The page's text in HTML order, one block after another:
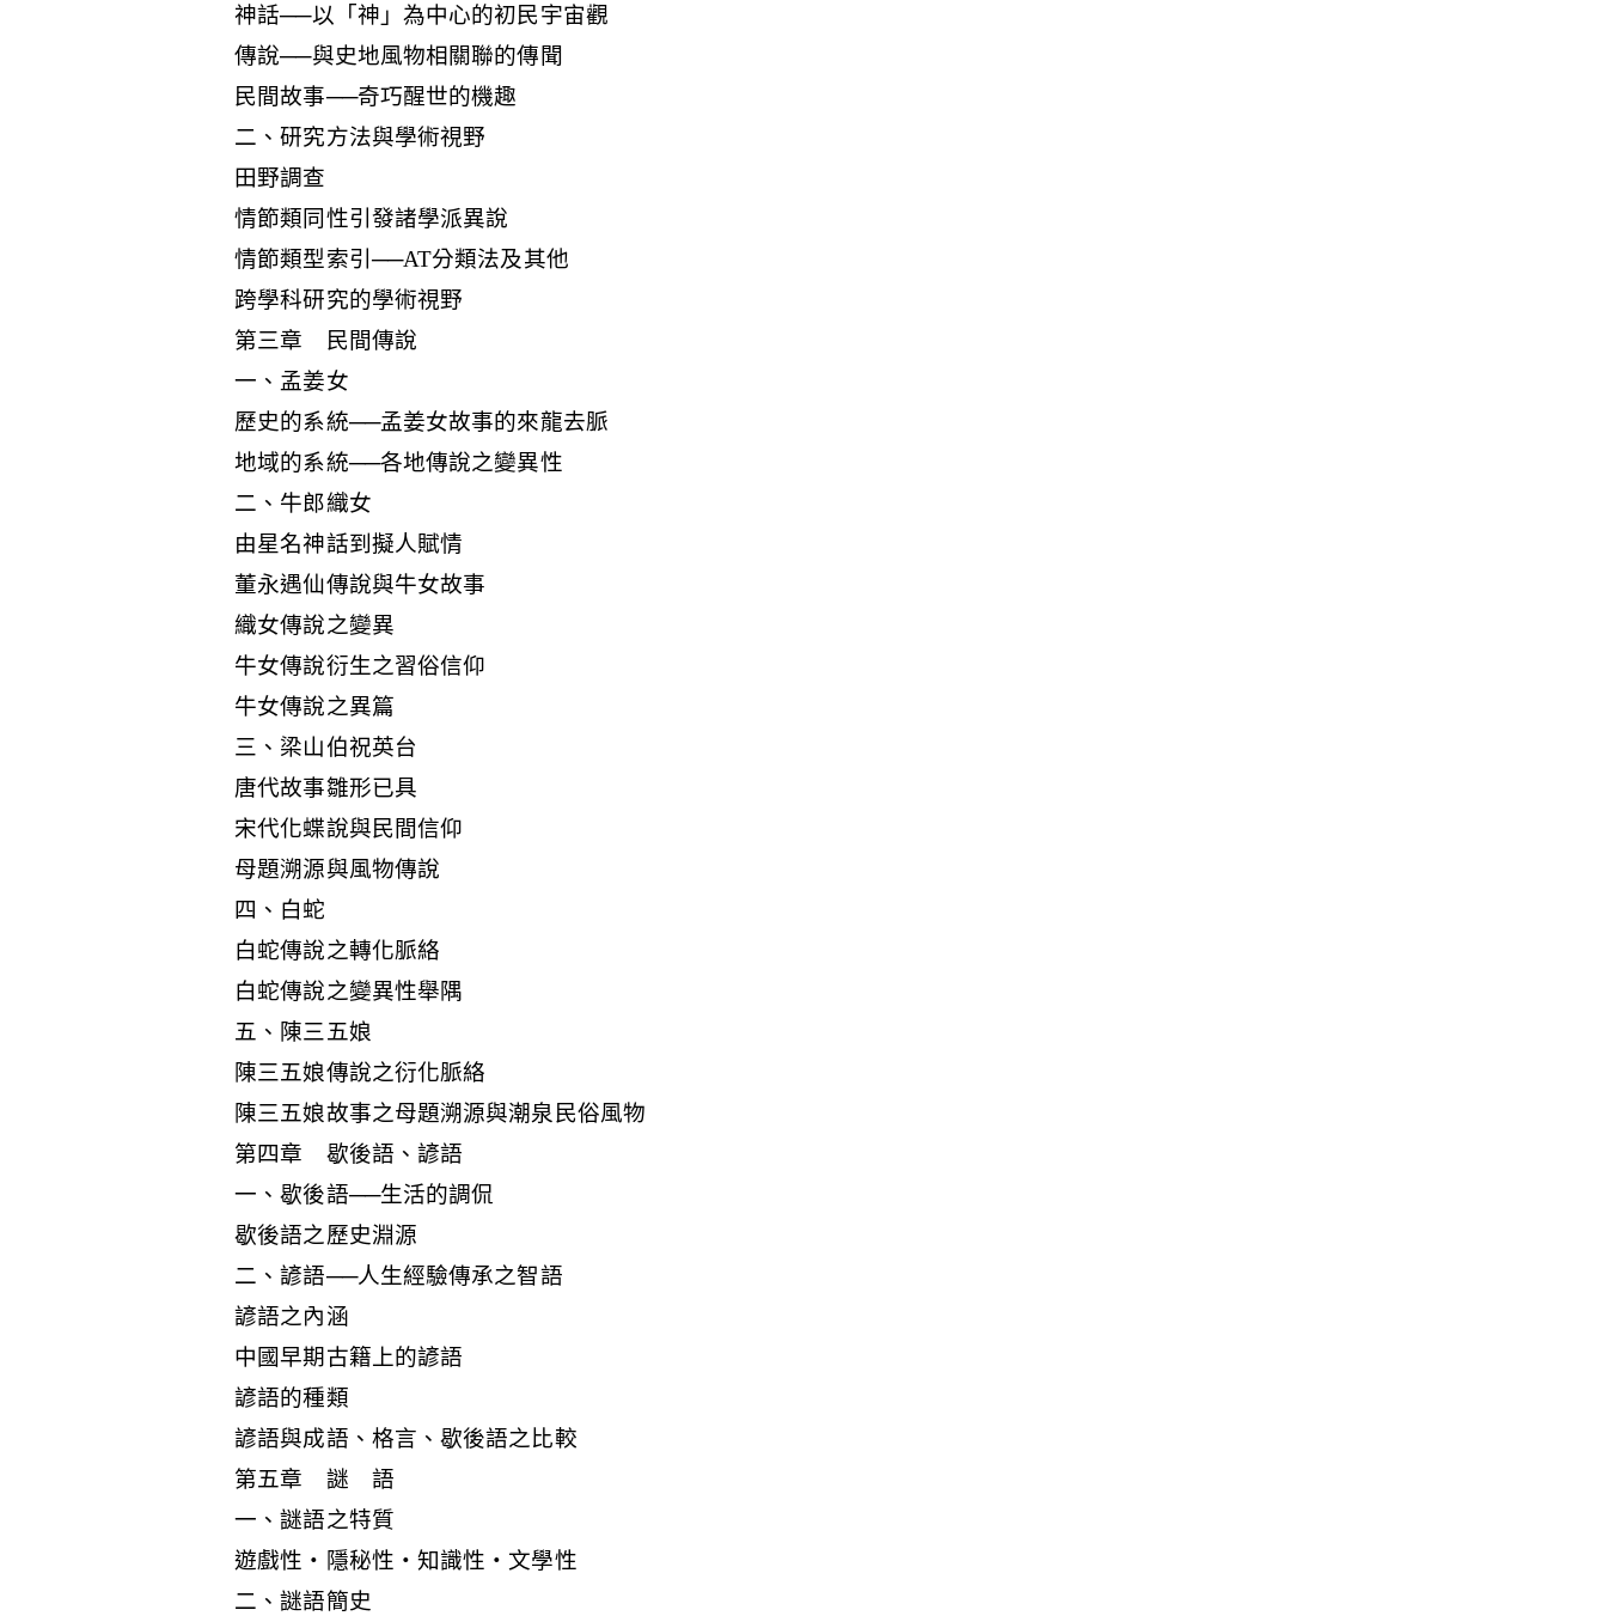
神話──以「神」為中心的初民宇宙觀
傳說──與史地風物相關聯的傳聞
民間故事──奇巧醒世的機趣
二、研究方法與學術視野
田野調查
情節類同性引發諸學派異說
情節類型索引──AT分類法及其他
跨學科研究的學術視野
第三章 民間傳說
一、孟姜女
歷史的系統──孟姜女故事的來龍去脈
地域的系統──各地傳說之變異性
二、牛郎織女
由星名神話到擬人賦情
董永遇仙傳說與牛女故事
織女傳說之變異
牛女傳說衍生之習俗信仰
牛女傳說之異篇
三、梁山伯祝英台
唐代故事雛形已具
宋代化蝶說與民間信仰
母題溯源與風物傳說
四、白蛇
白蛇傳說之轉化脈絡
白蛇傳說之變異性舉隅
五、陳三五娘
陳三五娘傳說之衍化脈絡
陳三五娘故事之母題溯源與潮泉民俗風物
第四章 歇後語、諺語
一、歇後語──生活的調侃
歇後語之歷史淵源
二、諺語──人生經驗傳承之智語
諺語之內涵
中國早期古籍上的諺語
諺語的種類
諺語與成語、格言、歇後語之比較
第五章 謎 語
一、謎語之特質
遊戲性‧隱秘性‧知識性‧文學性
二、謎語簡史